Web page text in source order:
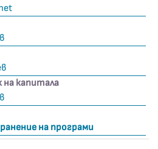
на капитала
на програми